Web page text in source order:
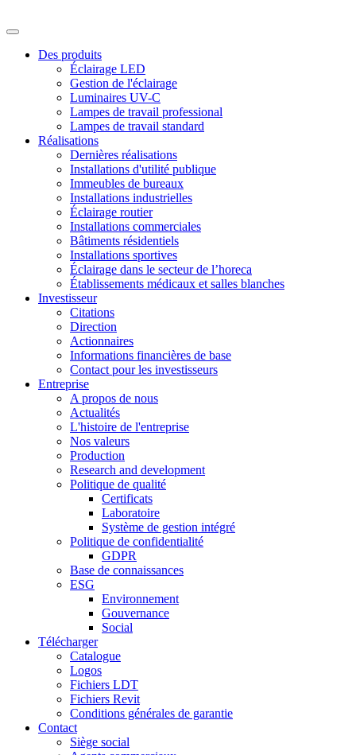
Des produits
Éclairage LED
Gestion de l'éclairage
Luminaires UV-C
Lampes de travail professional
Lampes de travail standard
Réalisations
Dernières réalisations
Installations d'utilité publique
Immeubles de bureaux
Installations industrielles
Éclairage routier
Installations commerciales
Bâtiments résidentiels
Installations sportives
Éclairage dans le secteur de l’horeca
Établissements médicaux et salles blanches
Investisseur
Citations
Direction
Actionnaires
Informations financières de base
Contact pour les investisseurs
Entreprise
A propos de nous
Actualités
L'histoire de l'entreprise
Nos valeurs
Production
Research and development
Politique de qualité
Certificats
Laboratoire
Système de gestion intégré
Politique de confidentialité
GDPR
Base de connaissances
ESG
Environnement
Gouvernance
Social
Télécharger
Catalogue
Logos
Fichiers LDT
Fichiers Revit
Conditions générales de garantie
Contact
Siège social